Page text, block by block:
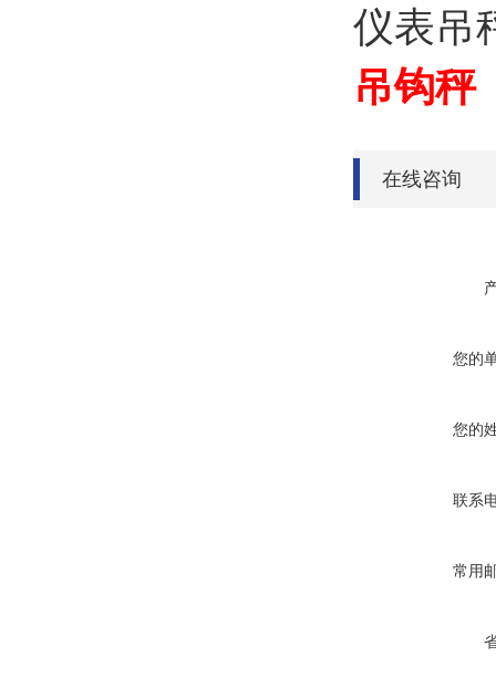
仪表吊
吊钩
在线咨询
您的
您的
联系
常用